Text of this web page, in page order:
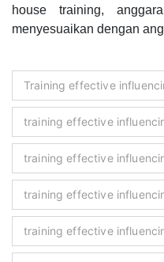
house training,
menyesuaikan dengan
Training effective
training effective
training effective
training effective
training effective